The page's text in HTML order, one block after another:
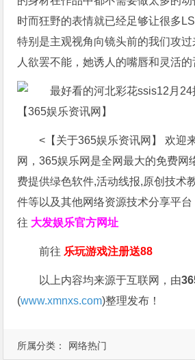
所属分类： 网络热门
时而狂野的表情就已经足够让很多
特别是主观视角向镜头前的我们攻过
人欲罢不能，她诱人的嘴唇和灵活的
<【关于365娱乐资讯网】 欢迎
网，365娱乐网是全网最大的免费网
费提供绿色软件,活动线报,原创技术
件等以及其他网络资源技术分享平
往 大发娱乐官方网址
前往 乐玩游戏注册送88
以上内容均来源于互联网，由
(www.xmnxs.com)整理发布！